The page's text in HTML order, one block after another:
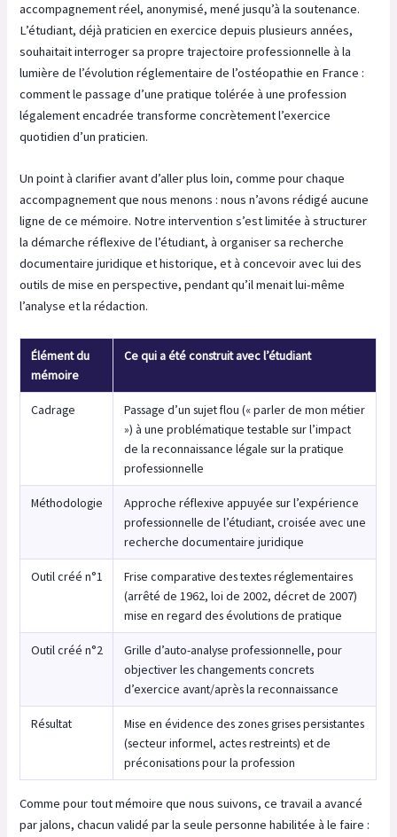
accompagnement réel, anonymisé, mené jusqu’à la soutenance.
L’étudiant, déjà praticien en exercice depuis plusieurs années,
souhaitait interroger sa propre trajectoire professionnelle à la
lumière de l’évolution réglementaire de l’ostéopathie en France :
comment le passage d’une pratique tolérée à une profession
légalement encadrée transforme concrètement l’exercice
quotidien d’un praticien.
Un point à clarifier avant d’aller plus loin, comme pour chaque
accompagnement que nous menons : nous n’avons rédigé aucune
ligne de ce mémoire. Notre intervention s’est limitée à structurer
la démarche réflexive de l’étudiant, à organiser sa recherche
documentaire juridique et historique, et à concevoir avec lui des
outils de mise en perspective, pendant qu’il menait lui-même
l’analyse et la rédaction.
Élément du
mémoire
Ce qui a été construit avec l’étudiant
Cadrage
Passage d’un sujet flou (« parler de mon métier
») à une problématique testable sur l’impact
de la reconnaissance légale sur la pratique
professionnelle
Méthodologie
Approche réflexive appuyée sur l’expérience
professionnelle de l’étudiant, croisée avec une
recherche documentaire juridique
Outil créé n°1
Frise comparative des textes réglementaires
(arrêté de 1962, loi de 2002, décret de 2007)
mise en regard des évolutions de pratique
Outil créé n°2
Grille d’auto-analyse professionnelle, pour
objectiver les changements concrets
d’exercice avant/après la reconnaissance
Résultat
Mise en évidence des zones grises persistantes
(secteur informel, actes restreints) et de
préconisations pour la profession
Comme pour tout mémoire que nous suivons, ce travail a avancé
par jalons, chacun validé par la seule personne habilitée à le faire :